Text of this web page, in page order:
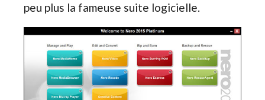
peu plus la fameuse suite logicielle.